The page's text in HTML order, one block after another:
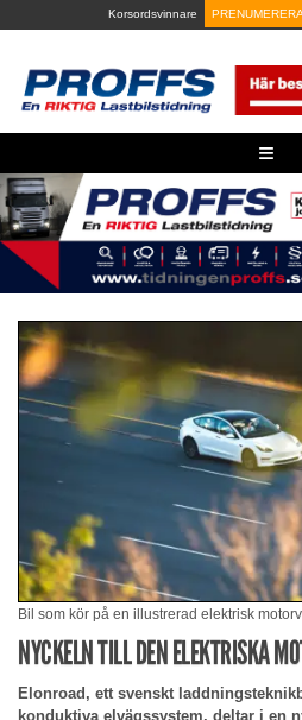
to
Korsordsvinnare
≡
Bil som kör på en illustrerad elektrisk
NYCKELN TILL DEN ELEKTRISKA
Elonroad, ett svenskt
konduktiva elvägssystem, deltar i en